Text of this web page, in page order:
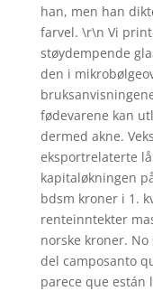
han, men han
farvel. \r\n Vi
støydempende
den i
fødevarene kan
dermed akne.
eksportrelaterte
kapitaløkningen
bdsm kroner i 1.
renteinntekter
norske kroner.
del camposanto
parece que están